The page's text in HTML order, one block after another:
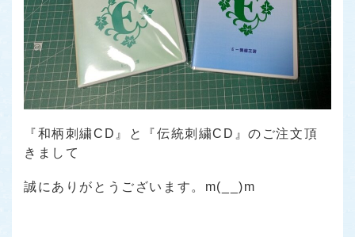
『和柄刺繍CD』と『伝統刺繍CD』のご注文頂
きまして
誠にありがとうございます。m(__)m